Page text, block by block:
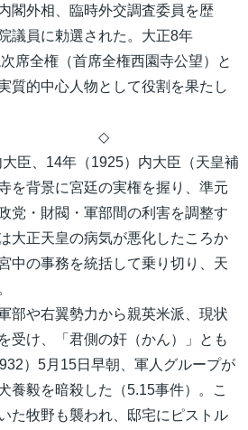
閣外相、臨時外交調査委員を歴
議員に勅選された。大正8年
席全権（首席全権西園寺公望）と
質的中心人物として役割を果たし
臣、14年（1925）内大臣（天皇補
を背景に宮廷の実権を握り、準元
党・財閥・軍部間の利害を調整す
大正天皇の病気が悪化したころか
中の事務を統括して乗り切り、天
部や右翼勢力から親英米派、現状
受け、「君側の奸（かん）」とも
）5月15日早朝、軍人グループが
養毅を暗殺した（5.15事件）。こ
た牧野も襲われ、邸宅にピストル